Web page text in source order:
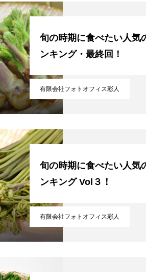
たい企業様はこちら
受付口はこちら
有限会社フォトオフィス彩人
旬の時期に食べたい人気
ンキング・最終回！
有限会社フォトオフィス彩人
旬の時期に食べたい人気
ンキング Vol３！